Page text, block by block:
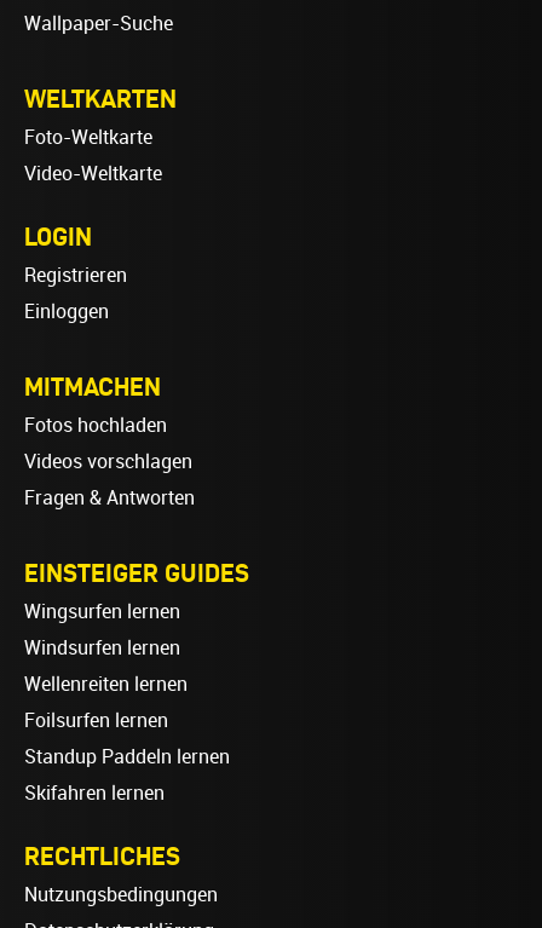
Wallpaper-Suche
WELTKARTEN
Foto-Weltkarte
Video-Weltkarte
LOGIN
Registrieren
Einloggen
MITMACHEN
Fotos hochladen
Videos vorschlagen
Fragen & Antworten
EINSTEIGER GUIDES
Wingsurfen lernen
Windsurfen lernen
Wellenreiten lernen
Foilsurfen lernen
Standup Paddeln lernen
Skifahren lernen
RECHTLICHES
Nutzungsbedingungen